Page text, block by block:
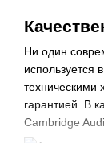
Ни один
используется
техническими
гарантией. В
Cambridge